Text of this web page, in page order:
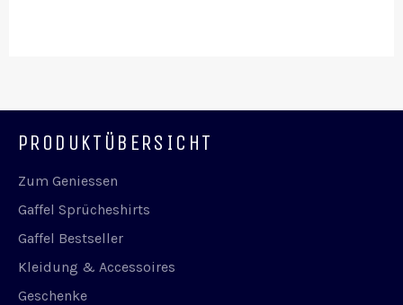
PRODUKTÜBERSICHT
Zum Geniessen
Gaffel Sprücheshirts
Gaffel Bestseller
Kleidung & Accessoires
Geschenke